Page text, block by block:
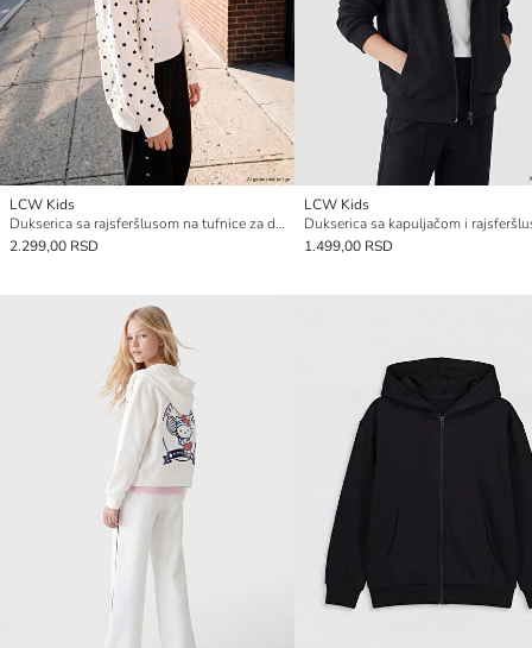
LCW Kids
Dukserica sa rajsferšlusom na tufnice za devojčice
2.299,00 RSD
LCW Kids
1.499,00 RSD